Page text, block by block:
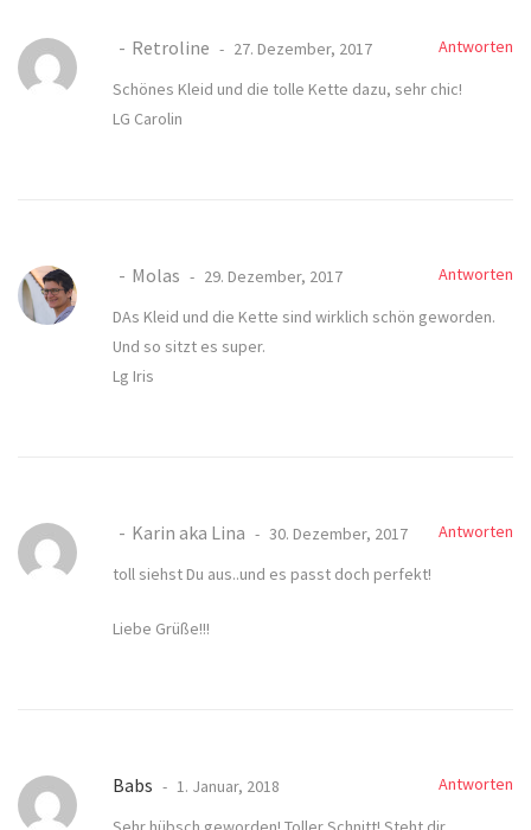
Retroline 27. Dezember, 2017
Antworten
Schönes Kleid und die tolle Kette dazu, sehr chic!
LG Carolin
Molas 29. Dezember, 2017
Antworten
DAs Kleid und die Kette sind wirklich schön geworden.
Und so sitzt es super.
Lg Iris
Karin aka Lina 30. Dezember, 2017
Antworten
toll siehst Du aus..und es passt doch perfekt!
Liebe Grüße!!!
Babs 1. Januar, 2018
Antworten